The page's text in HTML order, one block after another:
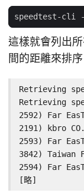
這樣就會列出
間的距離來排序
Retrieving
Retrieving
2592) Far
2191) kbro
2593) Far
3842) Taiwan
2594) Far
[略]